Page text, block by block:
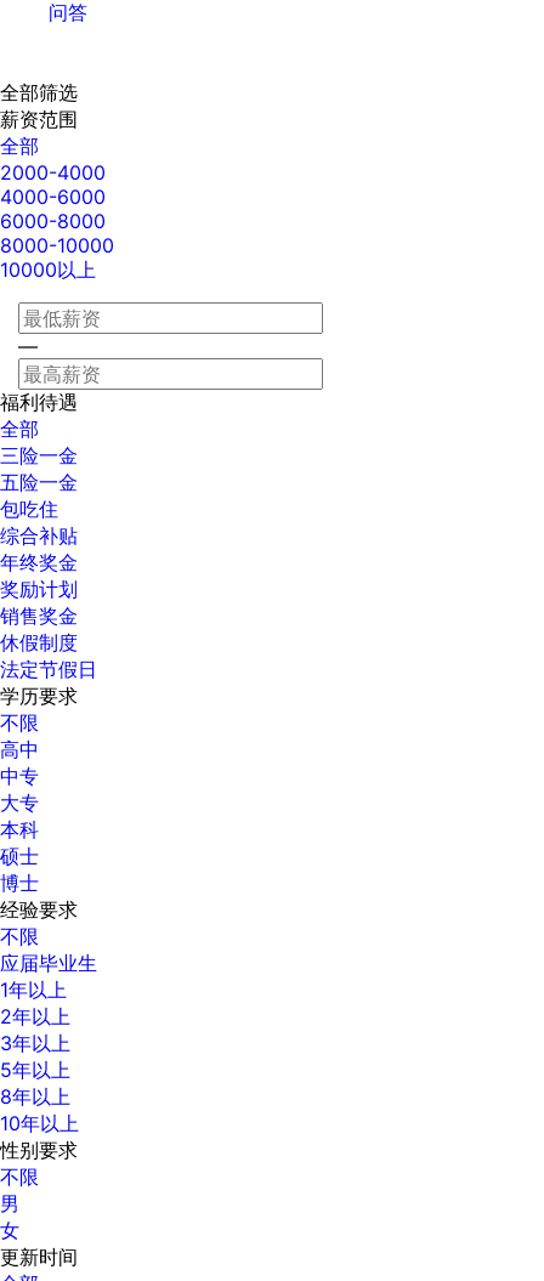
问答
全部筛选
薪资范围
全部
2000-4000
4000-6000
6000-8000
8000-10000
10000以上
—
福利待遇
全部
三险一金
五险一金
包吃住
综合补贴
年终奖金
奖励计划
销售奖金
休假制度
法定节假日
学历要求
不限
高中
中专
大专
本科
硕士
博士
经验要求
不限
应届毕业生
1年以上
2年以上
3年以上
5年以上
8年以上
10年以上
性别要求
不限
男
女
更新时间